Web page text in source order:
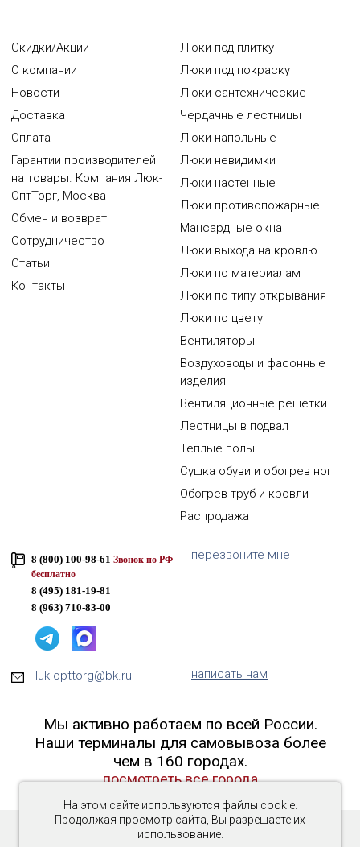
На этом сайте используются файлы cookie.
Продолжая просмотр сайта, Вы разрешаете их
использование.
Скидки/Акции
О компании
Новости
Доставка
Оплата
Гарантии производителей
на товары. Компания Люк-
ОптТорг, Москва
Обмен и возврат
Сотрудничество
Статьи
Контакты
Люки под плитку
Люки под покраску
Люки сантехнические
Чердачные лестницы
Люки напольные
Люки невидимки
Люки настенные
Люки противопожарные
Мансардные окна
Люки выхода на кровлю
Люки по материалам
Люки по типу открывания
Люки по цвету
Вентиляторы
Воздуховоды и фасонные
изделия
Вентиляционные решетки
Лестницы в подвал
Теплые полы
Сушка обуви и обогрев ног
Обогрев труб и кровли
Распродажа
8 (800) 100-98-61 Звонок по РФ
бесплатно
8 (495) 181-19-81
8 (963) 710-83-00
перезвоните мне
luk-opttorg@bk.ru написать нам
Мы активно работаем по всей России.
Наши терминалы для самовывоза более
чем в 160 городах.
посмотреть все города